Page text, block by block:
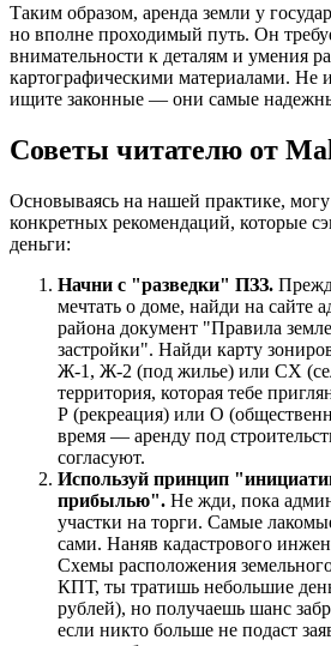
Таким образом, аренда земли у
но вполне проходимый путь. Он
внимательности к деталям и умения
картографическими материалами. Не
ищите законные — они самые
Советы читателю от
Основываясь на нашей практике, могу
конкретных рекомендаций, которые
деньги:
Начни с "разведки" ПЗЗ.
мечтать о доме, найди на сайте
района документ "Правила
застройки". Найди карту
Ж-1, Ж-2 (под жилье) или СХ
территория, которая тебе
Р (рекреация) или О
время — аренду под
согласуют.
Используй принцип
прибылью". Не жди, пока
участки на торги. Самые
сами. Наняв кадастрового
Схемы расположения
КПТ, ты тратишь небольшие
рублей), но получаешь шанс
если никто больше не подаст